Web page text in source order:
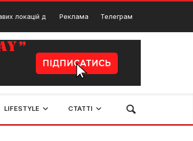
для туристів 2 Січня, 2025 Кардіолог Рівне –
Реклама Телеграм
LIFESTYLE СТАТТІ